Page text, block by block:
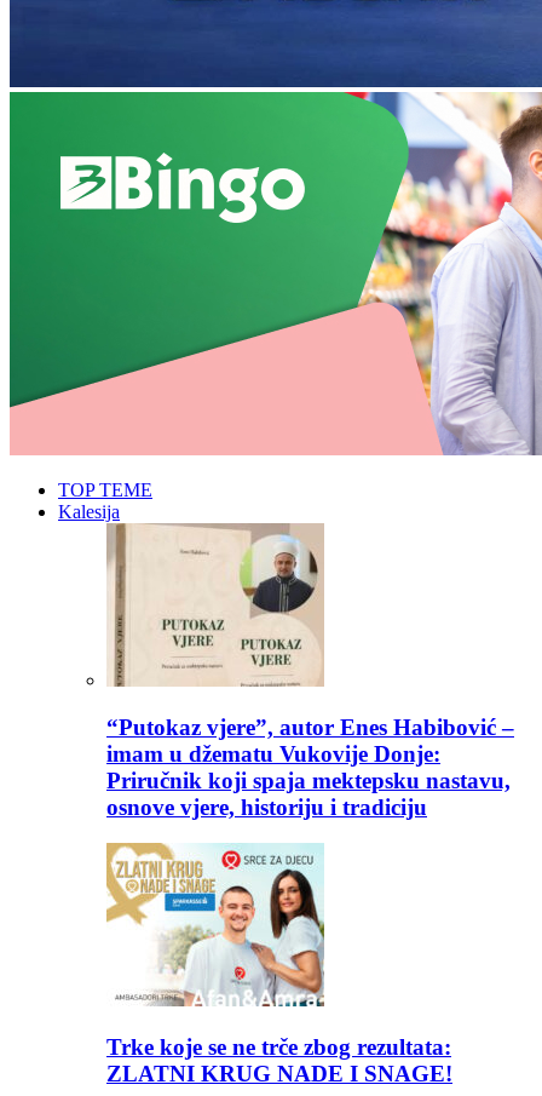
TOP TEME
Kalesija
“Putokaz vjere”, autor Enes Habibović –
imam u džematu Vukovije Donje:
Priručnik koji spaja mektepsku nastavu,
osnove vjere, historiju i tradiciju
Trke koje se ne trče zbog rezultata:
ZLATNI KRUG NADE I SNAGE!